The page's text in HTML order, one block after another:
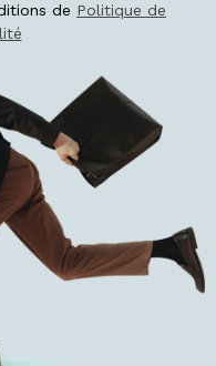
de Politique de